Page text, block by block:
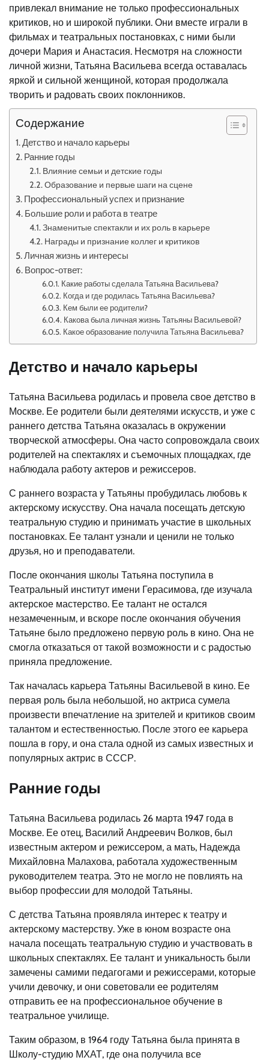
привлекал внимание не только профессиональных
критиков, но и широкой публики. Они вместе играли в
фильмах и театральных постановках, с ними были
дочери Мария и Анастасия. Несмотря на сложности
личной жизни, Татьяна Васильева всегда оставалась
яркой и сильной женщиной, которая продолжала
творить и радовать своих поклонников.
Содержание
Детство и начало карьеры
Ранние годы
Влияние семьи и детские годы
Образование и первые шаги на сцене
Профессиональный успех и признание
Большие роли и работа в театре
Знаменитые спектакли и их роль в карьере
Награды и признание коллег и критиков
Личная жизнь и интересы
Вопрос-ответ:
Какие работы сделала Татьяна Васильева?
Когда и где родилась Татьяна Васильева?
Кем были ее родители?
Какова была личная жизнь Татьяны Васильевой?
Какое образование получила Татьяна Васильева?
Детство и начало карьеры
Татьяна Васильева родилась и провела свое детство в
Москве. Ее родители были деятелями искусств, и уже с
раннего детства Татьяна оказалась в окружении
творческой атмосферы. Она часто сопровождала своих
родителей на спектаклях и съемочных площадках, где
наблюдала работу актеров и режиссеров.
С раннего возраста у Татьяны пробудилась любовь к
актерскому искусству. Она начала посещать детскую
театральную студию и принимать участие в школьных
постановках. Ее талант узнали и ценили не только
друзья, но и преподаватели.
После окончания школы Татьяна поступила в
Театральный институт имени Герасимова, где изучала
актерское мастерство. Ее талант не остался
незамеченным, и вскоре после окончания обучения
Татьяне было предложено первую роль в кино. Она не
смогла отказаться от такой возможности и с радостью
приняла предложение.
Так началась карьера Татьяны Васильевой в кино. Ее
первая роль была небольшой, но актриса сумела
произвести впечатление на зрителей и критиков своим
талантом и естественностью. После этого ее карьера
пошла в гору, и она стала одной из самых известных и
популярных актрис в СССР.
Ранние годы
Татьяна Васильева родилась 26 марта 1947 года в
Москве. Ее отец, Василий Андреевич Волков, был
известным актером и режиссером, а мать, Надежда
Михайловна Малахова, работала художественным
руководителем театра. Это не могло не повлиять на
выбор профессии для молодой Татьяны.
С детства Татьяна проявляла интерес к театру и
актерскому мастерству. Уже в юном возрасте она
начала посещать театральную студию и участвовать в
школьных спектаклях. Ее талант и уникальность были
замечены самими педагогами и режиссерами, которые
учили девочку, и они советовали ее родителям
отправить ее на профессиональное обучение в
театральное училище.
Таким образом, в 1964 году Татьяна была принята в
Школу-студию МХАТ, где она получила все